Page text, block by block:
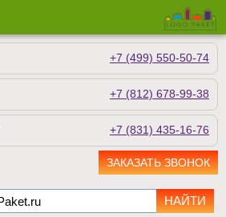
+7 (499) 550-50-74
+7 (812) 678-99-38
+7 (831) 435-16-76
ЗАКАЗАТЬ ЗВОНОК